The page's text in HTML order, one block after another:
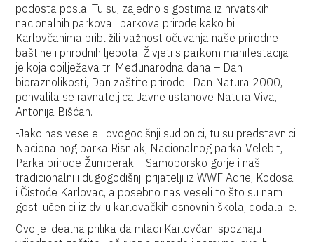
podosta posla. Tu su, zajedno s gostima iz hrvatskih
nacionalnih parkova i parkova prirode kako bi
Karlovčanima približili važnost očuvanja naše prirodne
baštine i prirodnih ljepota. Živjeti s parkom manifestacija
je koja obilježava tri Međunarodna dana – Dan
bioraznolikosti, Dan zaštite prirode i Dan Natura 2000,
pohvalila se ravnateljica Javne ustanove Natura Viva,
Antonija Bišćan.
-Jako nas vesele i ovogodišnji sudionici, tu su predstavnici
Nacionalnog parka Risnjak, Nacionalnog parka Velebit,
Parka prirode Žumberak – Samoborsko gorje i naši
tradicionalni i dugogodišnji prijatelji iz WWF Adrie, Kodosa
i Čistoće Karlovac, a posebno nas veseli to što su nam
gosti učenici iz dviju karlovačkih osnovnih škola, dodala je.
Ovo je idealna prilika da mladi Karlovčani spoznaju